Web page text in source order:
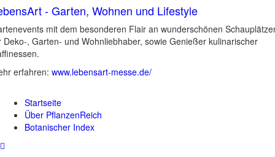
- Garten, Wohnen und Lifestyle
mit dem besonderen Flair an wunderschönen
Deko-, Garten- und Wohnliebhaber, sowie Genießer kulinarischer
erfahren: www.lebensart-messe.de/
Startseite
Über PflanzenReich
Botanischer Index